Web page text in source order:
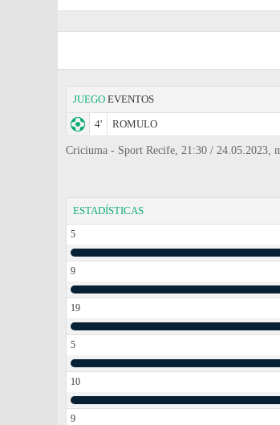
JUEGO EVENTOS
4' ROMULO
Criciuma - Sport Recife, 21:30 / 24.05.2023,
ESTADÍSTICAS
5
9
19
5
10
9